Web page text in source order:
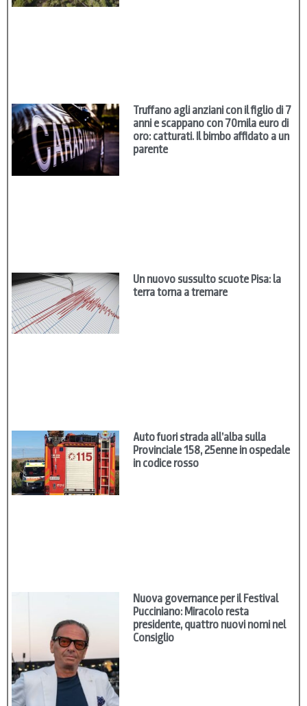
Truffano agli anziani con il figlio di 7
anni e scappano con 70mila euro di
oro: catturati. Il bimbo affidato a un
parente
Un nuovo sussulto scuote Pisa: la
terra torna a tremare
Auto fuori strada all’alba sulla
Provinciale 158, 25enne in ospedale
in codice rosso
Nuova governance per il Festival
Pucciniano: Miracolo resta
presidente, quattro nuovi nomi nel
Consiglio